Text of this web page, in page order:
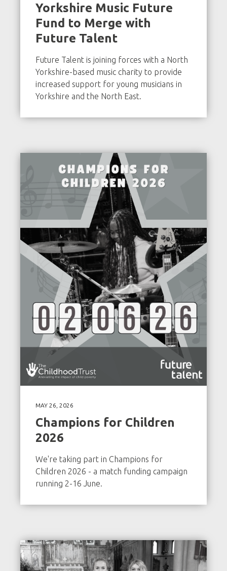
Yorkshire Music Future
Fund to Merge with
Future Talent
Future Talent is joining forces with a North
Yorkshire-based music charity to provide
increased support for young musicians in
Yorkshire and the North East.
MAY 26, 2026
Champions for Children
2026
We're taking part in Champions for
Children 2026 - a match funding campaign
running 2-16 June.